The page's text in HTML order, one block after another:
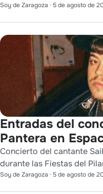
Soy de Zaragoza · 5 de agosto de
Entradas del
Pantera en
Concierto del cantante
durante las Fiestas del
Soy de Zaragoza · 5 de agosto de